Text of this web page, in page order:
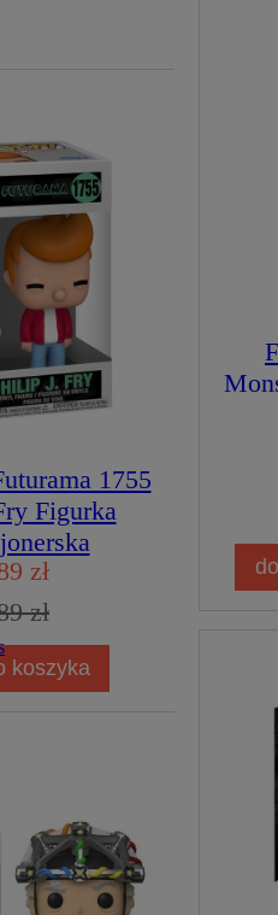
1755
Figurka
zł
zł
koszyka